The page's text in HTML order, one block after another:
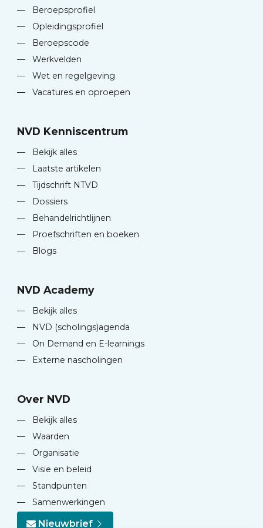
—
Beroepsprofiel
—
Opleidingsprofiel
—
Beroepscode
—
Werkvelden
—
Wet en regelgeving
—
Vacatures en oproepen
NVD Kenniscentrum
—
Bekijk alles
—
Laatste artikelen
—
Tijdschrift NTVD
—
Dossiers
—
Behandelrichtlijnen
—
Proefschriften en boeken
—
Blogs
NVD Academy
—
Bekijk alles
—
NVD (scholings)agenda
—
On Demand en E-learnings
—
Externe nascholingen
Over NVD
—
Bekijk alles
—
Waarden
—
Organisatie
—
Visie en beleid
—
Standpunten
—
Samenwerkingen
Nieuwbrief